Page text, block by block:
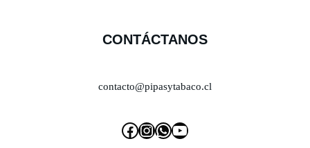
CONTÁCTANOS
contacto@pipasytabaco.cl